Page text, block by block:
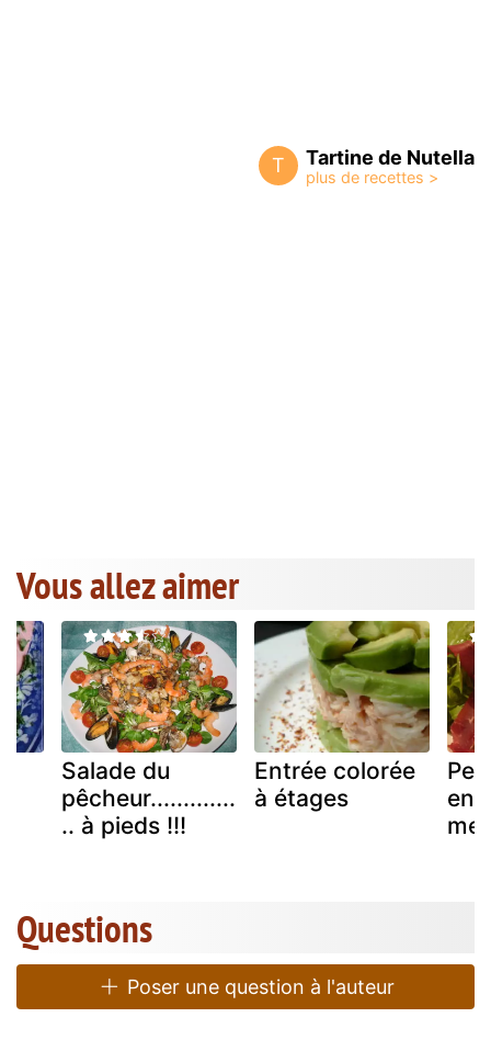
T Tartine de Nutella
Vous allez aimer
Salade du
pêcheur.............
.. à pieds !!!
Entrée colorée
à étages
mer
Questions
Poser une question à l'auteur